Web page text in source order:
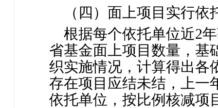
（四）面上项目实行
根据每个依托单位近2
省基金面上项目数量，基
织实施情况，计算得出各
存在项目应结未结，上一
依托单位，按比例核减项